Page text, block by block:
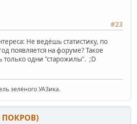
#23
Не ведёшь статистику, по
появляется на форуме? Такое
только одни "старожилы". ;D
зелёного УАЗика.
ПОКРОВ)